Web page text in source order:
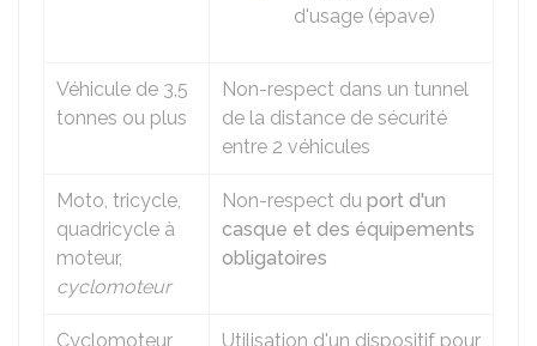
d'usage (épave)
Véhicule de 3,5
tonnes ou plus
Non-respect dans un tunnel
de la distance de sécurité
entre 2 véhicules
Moto, tricycle,
quadricycle à
moteur,
cyclomoteur
Non-respect du port d'un
casque et des équipements
obligatoires
Cyclomoteur
Utilisation d'un dispositif pour